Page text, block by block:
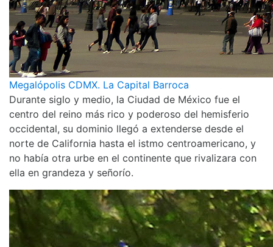
Megalópolis CDMX. La Capital Barroca
Durante siglo y medio, la Ciudad de México fue el
centro del reino más rico y poderoso del hemisferio
occidental, su dominio llegó a extenderse desde el
norte de California hasta el istmo centroamericano, y
no había otra urbe en el continente que rivalizara con
ella en grandeza y señorío.